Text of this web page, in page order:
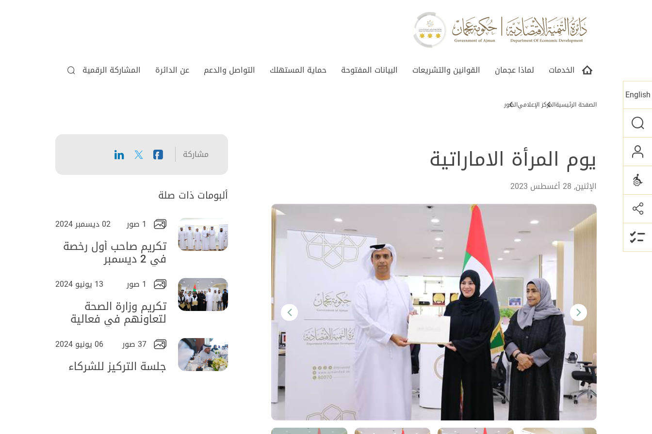
الخدمات لماذا عجمان القوانين والتشريعات البيانات المفتوحة حماية المستهلك التواصل والدعم عن الدائرة
المشاركة الرقمية
English
الصفحة الرئيسيةالمركز الإعلاميالصور
يوم المرأة الاماراتية
الإثنين, 28 أغسطس 2023
مشاركة
ألبومات ذات صلة
1 صور 02 ديسمبر 2024
تكريم صاحب أول رخصة
في 2 ديسمبر
1 صور 13 يونيو 2024
تكريم وزارة الصحة
لتعاونهم في فعالية
التوعية الصحية
37 صور 06 يونيو 2024
جلسة التركيز للشركاء